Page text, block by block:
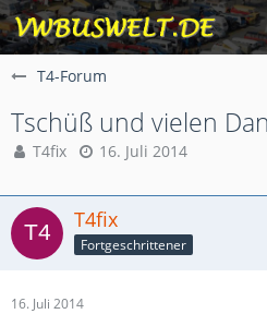
T4-Forum
Tschüß und vielen
T4fix 16. Juli 2014
T4fix
Fortgeschrittener
16. Juli 2014